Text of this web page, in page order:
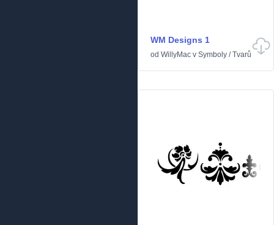
WM Designs 1
od WillyMac v Symboly /Tvarů